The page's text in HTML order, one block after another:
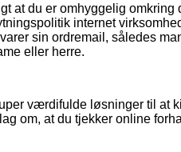
at du er omhyggelig
internet
sin ordremail, således
eller herre.
værdifulde løsninger til at
om, at du tjekker online